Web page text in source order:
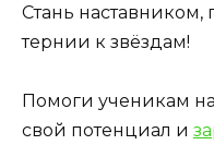
Стань
тернии к звёздам!
Помоги ученикам
свой потенциал и